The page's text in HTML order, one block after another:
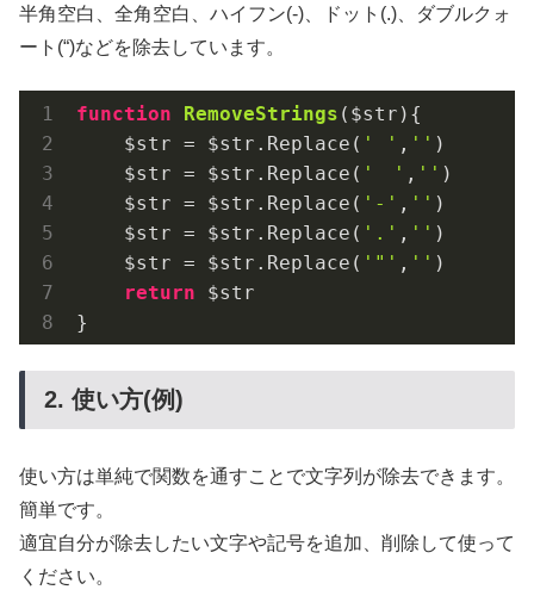
半角空白、全角空白、ハイフン(-)、ドット(.)、ダブルクォ
ート(“)などを除去しています。
function RemoveStrings ($str) {
    $str = $str.Replace(
' ' , '' )
    $str = $str.Replace(
'　' , '' )
    $str = $str.Replace(
'-' , '' )
    $str = $str.Replace(
'.' , '' )
    $str = $str.Replace(
'"' , '' )
return $str
}
2. 使い方(例)
使い方は単純で関数を通すことで文字列が除去できます。
簡単です。
適宜自分が除去したい文字や記号を追加、削除して使って
ください。